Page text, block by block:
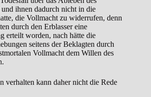
ihnen dadurch nicht in die
die Vollmacht zu widerrufen, denn
durch den Erblasser eine
erteilt worden, nach hätte die
seitens der Beklagten durch
Vollmacht dem Willen des
verhalten kann daher nicht die Rede